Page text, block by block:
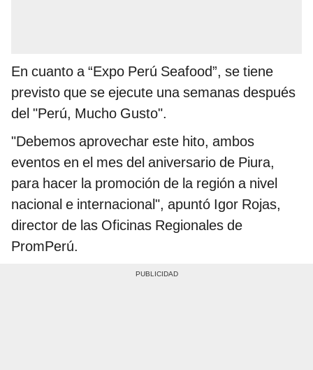
En cuanto a “Expo Perú Seafood”, se tiene
previsto que se ejecute una semanas después
del "Perú, Mucho Gusto".
"Debemos aprovechar este hito, ambos
eventos en el mes del aniversario de Piura,
para hacer la promoción de la región a nivel
nacional e internacional", apuntó Igor Rojas,
director de las Oficinas Regionales de
PromPerú.